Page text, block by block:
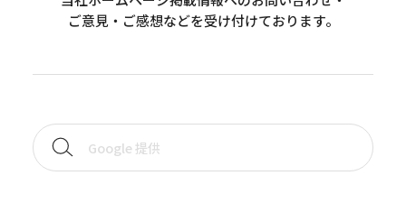
ご意見・ご感想などを受け付けております。